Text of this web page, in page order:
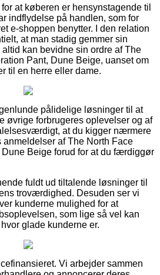
at køberen er hensynstagende til
indflydelse på handlen, som for
e-shoppen benytter. I den relation
at man stadig gemmer sin
kan bevidne sin ordre af The
Pant, Dune Beige, uanset om
til en herre eller dame.
pålidelige løsninger til at
øvrige forbrugeres oplevelser og af
at du kigger nærmere
af The North Face
Beige forud for at du færdiggør
fuldt ud tiltalende løsninger til
troværdighed. Desuden ser vi
kunderne mulighed for at
som lige så vel kan
glade kunderne er.
Vi arbejder sammen